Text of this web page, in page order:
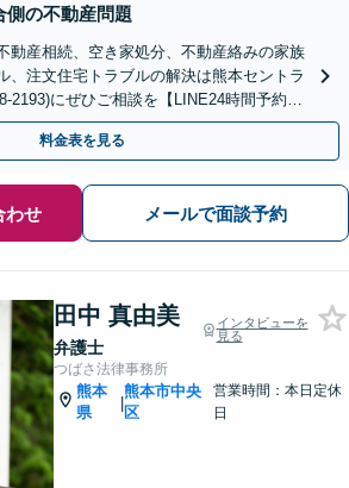
側の不動産問題
動産相続、空き家処分、不動産絡みの家族
、注文住宅トラブルの解決は熊本セントラ
2193)にぜひご相談を【LINE24時間予約受
】
料金表を見る
わせ メールで面談予約
田中 真由美
弁護士
インタビューを
見る
つばさ法律事務所
熊本
県
|
熊本市中央
区
営業時間：本日定休
日